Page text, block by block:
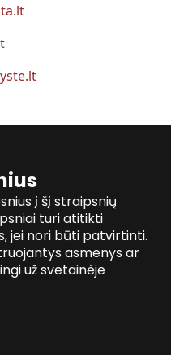
į šį straipsnių
turi atitikti
jei nori būti patvirtinti.
asmenys ar
už svetainėje